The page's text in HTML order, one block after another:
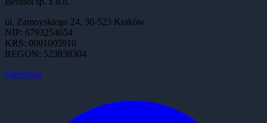
ul. Zamoyskiego 24, 30-523 Kraków
NIP: 6793254654
KRS: 0001005910
REGON: 523838304
Facebook